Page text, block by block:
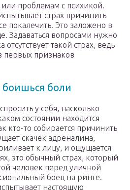
проблемам с психикой.
страх причинить
покалечить. Это заложено в
Задаваться вопросами нужно
отсутствует такой страх, ведь
первых признаков
боишься боли
у себя, насколько
состоянии находится
кто-то собирается причинить
скачек адреналина,
к лицу, и ощущается
это обычный страх, который
человек перед уличной
боец на ринге.
настоящую